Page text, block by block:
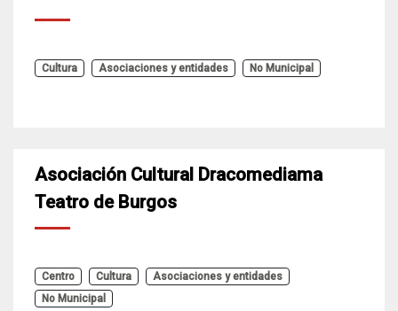
Cultura Asociaciones y entidades No Municipal
Asociación Cultural Dracomediama
Teatro de Burgos
Centro Cultura
Asociaciones y entidades
No Municipal